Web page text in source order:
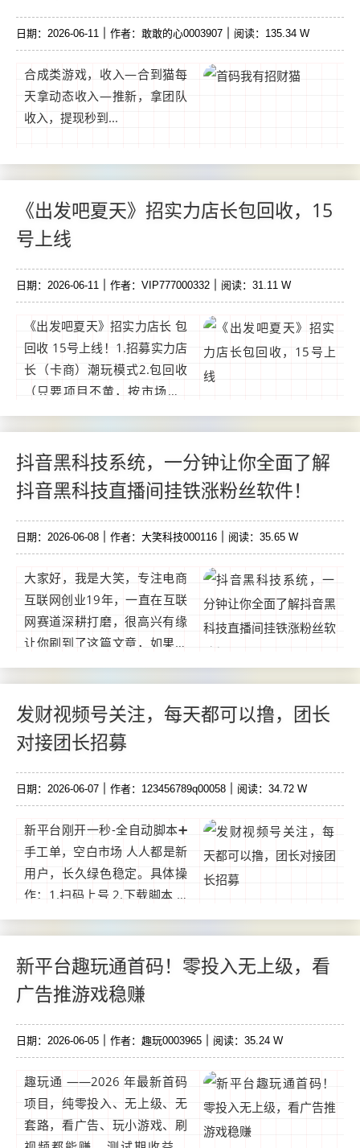
任务。...
日期：2026-06-11 作者：敢敢的心0003907 阅读：135.34 W
合成类游戏，收入—合到猫每
天拿动态收入—推新，拿团队
收入，提现秒到...
《出发吧夏天》招实力店长包回收，15
号上线
日期：2026-06-11 作者：VIP777000332 阅读：31.11 W
《出发吧夏天》招实力店长 包
回收 15号上线！1.招募实力店
长（卡商）潮玩模式2.包回收
（只要项目不黄，按市场价8
折回收）3.礼包随市场价浮动
的，加裙了解当天市场价玩法
介绍：一、实名认证，购买萌
宠礼包（获得2只萌宠）每天
产钻石二。...
抖音黑科技系统，一分钟让你全面了解
抖音黑科技直播间挂铁涨粉丝软件！
日期：2026-06-08 作者：大笑科技000116 阅读：35.65 W
大家好，我是大笑，专注电商
互联网创业19年，一直在互联
网赛道深耕打磨，很高兴有缘
让你刷到了这篇文章，如果你
想通过互联网赚钱，却很迷
茫，没有靠谱项目，不知道如
何下手，那么请你关注我，我
会不定时分享靠谱副业。...
发财视频号关注，每天都可以撸，团长
对接团长招募
日期：2026-06-07 作者：123456789q00058 阅读：34.72 W
新平台刚开一秒-全自动脚本➕
手工单，空白市场 人人都是新
用户，长久绿色稳定。具体操
作：1.扫码上号 2.下载脚本 3.
设置权限 4：点击开始躺赚收
钱项目收益：每天撸10-20元
左右，一个手机登录后台可多
号手动做任务。...
新平台趣玩通首码！零投入无上级，看
广告推游戏稳赚
日期：2026-06-05 作者：趣玩0003965 阅读：35.24 W
趣玩通 ——2026 年最新首码
项目，纯零投入、无上级、无
套路，看广告、玩小游戏、刷